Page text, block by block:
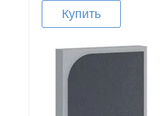
Купить